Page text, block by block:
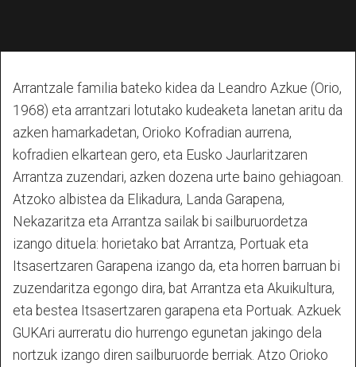
Arrantzale familia bateko kidea da Leandro Azkue (Orio,
1968) eta arrantzari lotutako kudeaketa lanetan aritu da
azken hamarkadetan, Orioko Kofradian aurrena,
kofradien elkartean gero, eta Eusko Jaurlaritzaren
Arrantza zuzendari, azken dozena urte baino gehiagoan.
Atzoko albistea da Elikadura, Landa Garapena,
Nekazaritza eta Arrantza sailak bi sailburuordetza
izango dituela: horietako bat Arrantza, Portuak eta
Itsasertzaren Garapena izango da, eta horren barruan bi
zuzendaritza egongo dira, bat Arrantza eta Akuikultura,
eta bestea Itsasertzaren garapena eta Portuak. Azkuek
GUKAri aurreratu dio hurrengo egunetan jakingo dela
nortzuk izango diren sailburuorde berriak. Atzo Orioko